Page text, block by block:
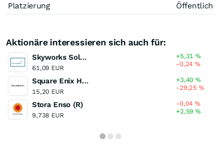
Platzierung
Öffentlich
Aktionäre interessieren sich auch für:
Skyworks Solutions
61,09 EUR
+5,31%
-0,24%
Square Enix Holdings
15,20 EUR
+3,40%
-29,25%
Stora Enso (R)
9,738 EUR
-0,04%
+2,59%